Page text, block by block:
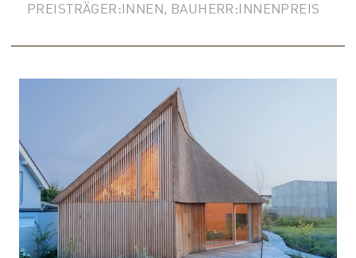
PREISTRÄGER:INNEN, BAUHERR:INNENPREIS